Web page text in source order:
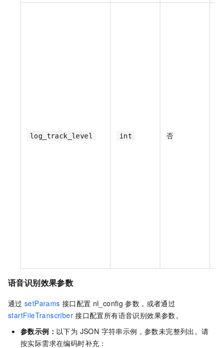
log_track_level int 否
语音识别效果参数
通过 setParams 接口配置 nl_config 参数，或者通过
startFileTranscriber 接口配置所有语音识别效果参数。
参数示例： 以下为 JSON 字符串示例，参数未完整列出。请
按实际需求在编码时补充：